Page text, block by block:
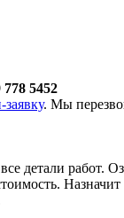
778 5452
. Мы
детали работ.